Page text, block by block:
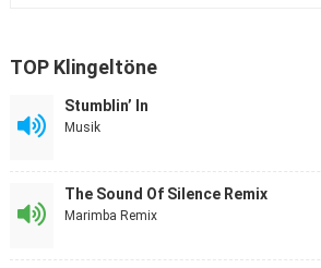
TOP Klingeltöne
Stumblin’ In
Musik
The Sound Of Silence Remix
Marimba Remix